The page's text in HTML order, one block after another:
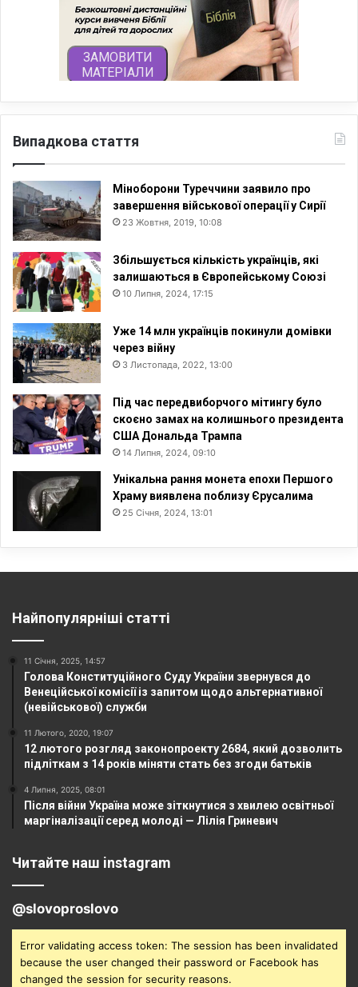
Випадкова стаття
Міноборони Туреччини заявило про
завершення військової операції у Сирії
23 Жовтня, 2019, 10:08
Збільшується кількість українців, які
залишаються в Європейському Союзі
10 Липня, 2024, 17:15
Уже 14 млн українців покинули домівки
через війну
3 Листопада, 2022, 13:00
Під час передвиборчого мітингу було
скоєно замах на колишнього президента
США Дональда Трампа
14 Липня, 2024, 09:10
Унікальна рання монета епохи Першого
Храму виявлена поблизу Єрусалима
25 Січня, 2024, 13:01
Найпопулярніші статті
11 Січня, 2025, 14:57
Голова Конституційного Суду України звернувся до
Венеційської комісії із запитом щодо альтернативної
(невійськової) служби
11 Лютого, 2020, 19:07
12 лютого розгляд законопроекту 2684, який дозволить
підліткам з 14 років міняти стать без згоди батьків
4 Липня, 2025, 08:01
Після війни Україна може зіткнутися з хвилею освітньої
маргіналізації серед молоді — Лілія Гриневич
Читайте наш instagram
@slovoproslovo
Error validating access token: The session has been invalidated
because the user changed their password or Facebook has
changed the session for security reasons.